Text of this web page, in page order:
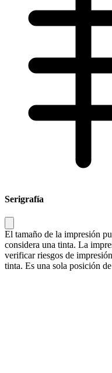
Serigrafía
El tamaño de la impresión
considera una tinta. La
verificar riesgos de
tinta. Es una sola posición